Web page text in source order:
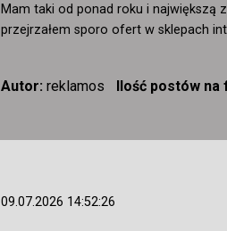
Mam taki od ponad roku i największą
przejrzałem sporo ofert w sklepach
Autor: reklamos Ilość postów na
09.07.2026 14:52:26